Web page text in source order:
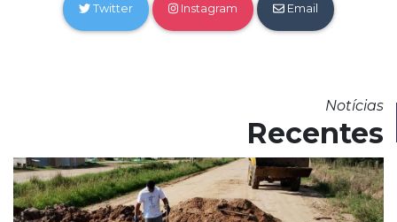
Twitter Instagram Email
Notícias
Recentes